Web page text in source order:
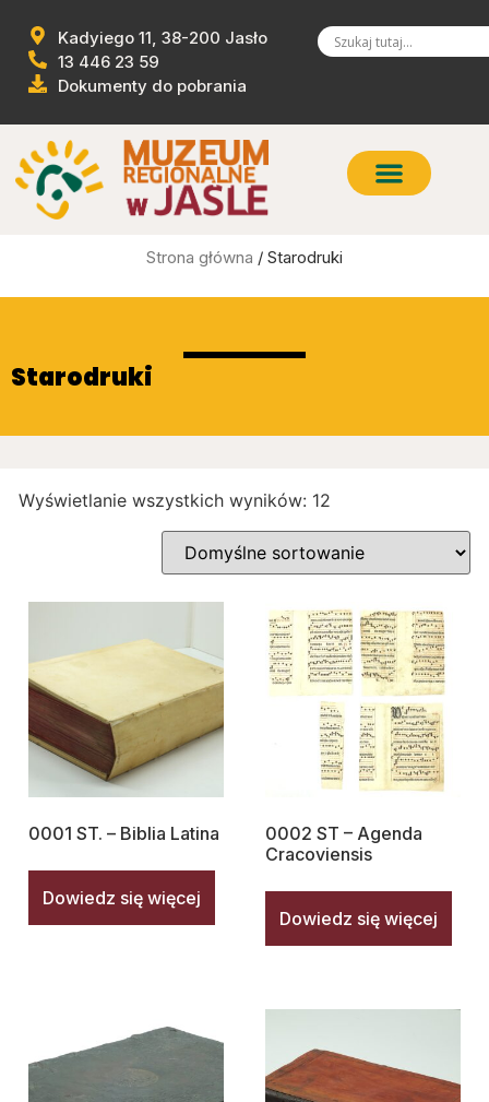
Kadyiego 11, 38-200 Jasło
13 446 23 59
Dokumenty do pobrania
Strona główna / Starodruki
Starodruki
Wyświetlanie wszystkich wyników: 12
0001 ST. – Biblia Latina
Dowiedz się więcej
0002 ST – Agenda
Cracoviensis
Dowiedz się więcej